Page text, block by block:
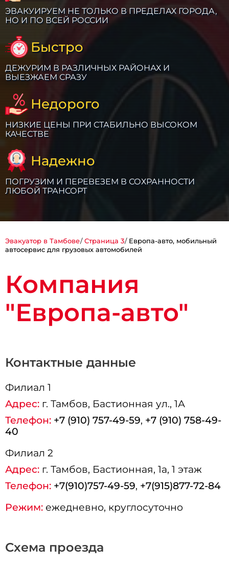
ЭВАКУИРУЕМ НЕ ТОЛЬКО В ПРЕДЕЛАХ ГОРОДА,
НО И ПО ВСЕЙ РОССИИ
Быстро
ДЕЖУРИМ В РАЗЛИЧНЫХ РАЙОНАХ И
ВЫЕЗЖАЕМ СРАЗУ
Недорого
НИЗКИЕ ЦЕНЫ ПРИ СТАБИЛЬНО ВЫСОКОМ
КАЧЕСТВЕ
Надежно
ПОГРУЗИМ И ПЕРЕВЕЗЕМ В СОХРАННОСТИ
ЛЮБОЙ ТРАНСОРТ
Эвакуатор в Тамбове Страница 3
Европа-авто, мобильный
автосервис для грузовых автомобилей
Компания
"Европа-авто"
Схема проезда
Контактные данные
Филиал 1
Адрес: г.Тамбов, Бастионная ул., 1А
Телефон: +7 (910) 757-49-59, +7 (910) 758-49-
40
Филиал 2
Адрес: г.Тамбов, Бастионная, 1а, 1 этаж
Телефон: +7(910)757-49-59, +7(915)877-72-84
Режим: ежедневно, круглосуточно